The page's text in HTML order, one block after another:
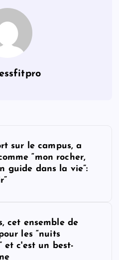
sur le campus, a
“mon rocher,
guide dans la vie”:
cet ensemble de
les “nuits
et c'est un best-